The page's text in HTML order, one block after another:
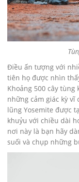
Điều ấn tượng với
tiên họ được nhìn
Khoảng 500 cây
những cảm giác kỳ
lũng Yosemite được
khuỷu với chiều dài
nơi này là bạn hãy
suối và chụp những